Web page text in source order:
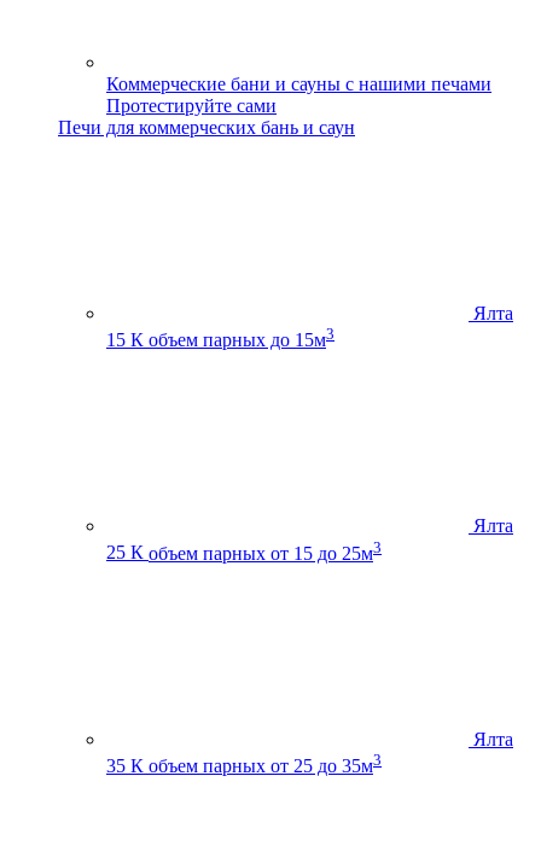
Коммерческие бани и сауны с нашими печами
Протестируйте сами
Печи для коммерческих бань и саун
Ялта
15 К объем парных до 15м3
Ялта
25 К объем парных от 15 до 25м3
Ялта
35 К объем парных от 25 до 35м3